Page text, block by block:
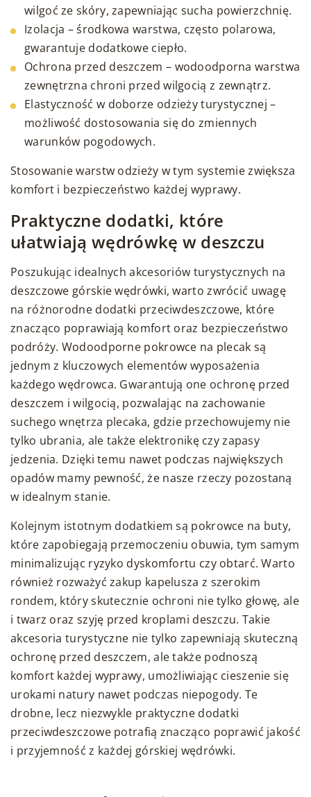
wilgoć ze skóry, zapewniając sucha powierzchnię.
Izolacja – środkowa warstwa, często polarowa,
gwarantuje dodatkowe ciepło.
Ochrona przed deszczem – wodoodporna warstwa
zewnętrzna chroni przed wilgocią z zewnątrz.
Elastyczność w doborze odzieży turystycznej –
możliwość dostosowania się do zmiennych
warunków pogodowych.
Stosowanie warstw odzieży w tym systemie zwiększa
komfort i bezpieczeństwo każdej wyprawy.
Praktyczne dodatki, które
ułatwiają wędrówkę w deszczu
Poszukując idealnych akcesoriów turystycznych na
deszczowe górskie wędrówki, warto zwrócić uwagę
na różnorodne dodatki przeciwdeszczowe, które
znacząco poprawiają komfort oraz bezpieczeństwo
podróży. Wodoodporne pokrowce na plecak są
jednym z kluczowych elementów wyposażenia
każdego wędrowca. Gwarantują one ochronę przed
deszczem i wilgocią, pozwalając na zachowanie
suchego wnętrza plecaka, gdzie przechowujemy nie
tylko ubrania, ale także elektronikę czy zapasy
jedzenia. Dzięki temu nawet podczas największych
opadów mamy pewność, że nasze rzeczy pozostaną
w idealnym stanie.
Kolejnym istotnym dodatkiem są pokrowce na buty,
które zapobiegają przemoczeniu obuwia, tym samym
minimalizując ryzyko dyskomfortu czy obtarć. Warto
również rozważyć zakup kapelusza z szerokim
rondem, który skutecznie ochroni nie tylko głowę, ale
i twarz oraz szyję przed kroplami deszczu. Takie
akcesoria turystyczne nie tylko zapewniają skuteczną
ochronę przed deszczem, ale także podnoszą
komfort każdej wyprawy, umożliwiając cieszenie się
urokami natury nawet podczas niepogody. Te
drobne, lecz niezwykle praktyczne dodatki
przeciwdeszczowe potrafią znacząco poprawić jakość
i przyjemność z każdej górskiej wędrówki.